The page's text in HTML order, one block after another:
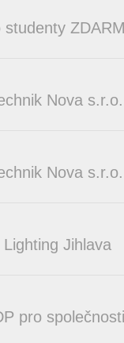
Nova
Nova
Jihlava
pro